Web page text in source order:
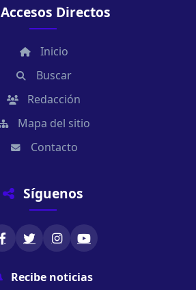
Accesos Directos
Inicio
Buscar
Redacción
Mapa del sitio
Contacto
Síguenos
Recibe noticias